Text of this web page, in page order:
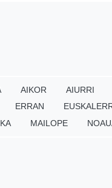
AIKOR AIURRI
ERRAN
MAILOPE